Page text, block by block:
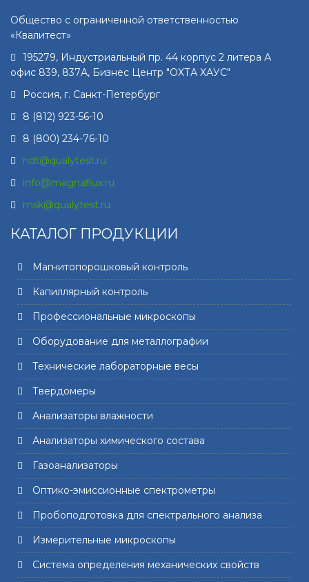
Общество с ограниченной ответственностью
«Квалитест»
195279, Индустриальный пр. 44 корпус 2 литера А
офис 839, 837А, Бизнес Центр "ОХТА ХАУС"
Россия, г. Санкт-Петербург
8 (812) 923-56-10
8 (800) 234-76-10
ndt@qualytest.ru
info@magnaflux.ru
msk@qualytest.ru
КАТАЛОГ ПРОДУКЦИИ
Магнитопорошковый контроль
Капиллярный контроль
Профессиональные микроскопы
Оборудование для металлографии
Технические лабораторные весы
Твердомеры
Анализаторы влажности
Анализаторы химического состава
Газоанализаторы
Оптико-эмиссионные спектрометры
Пробоподготовка для спектрального анализа
Измерительные микроскопы
Система определения механических свойств